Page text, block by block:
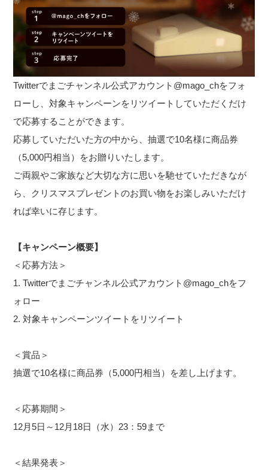
Twitterでまごチャンネル公式アカウント@mago_chをフォ
ローし、対象キャンペーンをリツイートしていただくだけ
で応募することができます。
応募していただいた方の中から、抽選で10名様に商品券
（5,000円相当）をお贈りいたします。
ご両親やご家族など大切な方に思いを馳せていただきなが
ら、クリスマスプレゼントのお買い物をお楽しみいただけ
れば幸いに存じます。
【キャンペーン概要】
＜応募方法＞
1. Twitterでまごチャンネル公式アカウント@mago_chをフ
ォロー
2. 対象キャンペーンツイートをリツイート
＜賞品＞
抽選で10名様に商品券（5,000円相当）を差し上げます。
＜応募期間＞
12月5日～12月18日（水）23：59まで
＜結果発表＞